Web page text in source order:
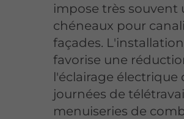
impose très
chéneaux pour
façades.
favorise une
l'éclairage
journées de
menuiseries de